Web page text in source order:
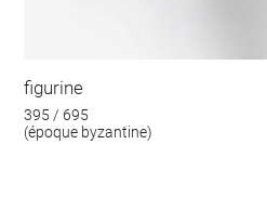
figurine
395 / 695
(époque byzantine)